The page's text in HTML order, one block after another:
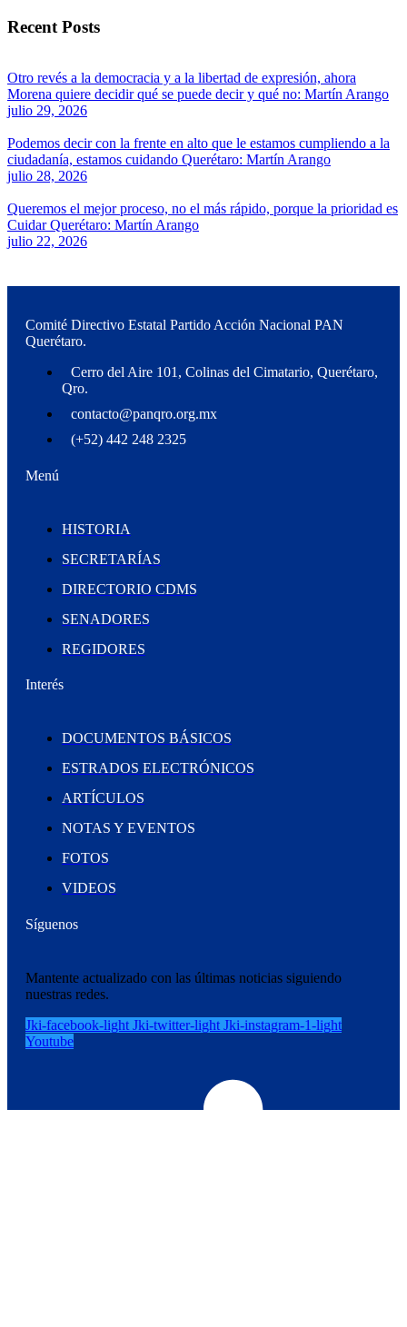
Recent Posts
Otro revés a la democracia y a la libertad de expresión, ahora
Morena quiere decidir qué se puede decir y qué no: Martín Arango
julio 29, 2026
Podemos decir con la frente en alto que le estamos cumpliendo a la
ciudadanía, estamos cuidando Querétaro: Martín Arango
julio 28, 2026
Queremos el mejor proceso, no el más rápido, porque la prioridad es
Cuidar Querétaro: Martín Arango
julio 22, 2026
Comité Directivo Estatal Partido Acción Nacional PAN
Querétaro.
Cerro del Aire 101, Colinas del Cimatario, Querétaro,
Qro.
contacto@panqro.org.mx
(+52) 442 248 2325
Menú
HISTORIA
SECRETARÍAS
DIRECTORIO CDMS
SENADORES
REGIDORES
Interés
DOCUMENTOS BÁSICOS
ESTRADOS ELECTRÓNICOS
ARTÍCULOS
NOTAS Y EVENTOS
FOTOS
VIDEOS
Síguenos
Mantente actualizado con las últimas noticias siguiendo
nuestras redes.
Jki-facebook-light Jki-twitter-light Jki-instagram-1-light
Youtube